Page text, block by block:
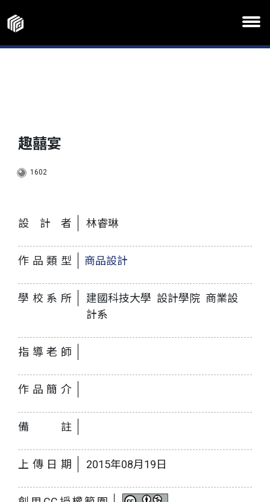
趣囍宴
1602
設計者 林睿琳
作品類型 商品設計
學校系所
建國科技大學 設計學院 商業設
計系
指導老師
作品簡介
備註
上傳日期 2015年08月19日